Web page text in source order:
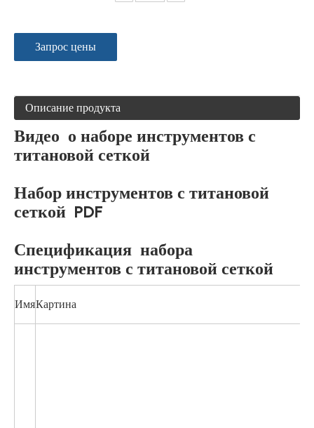
Запрос цены
Описание продукта
Видео о наборе инструментов с
титановой сеткой
Набор инструментов с титановой
сеткой PDF
Спецификация набора
инструментов с титановой сеткой
ИмяКартина